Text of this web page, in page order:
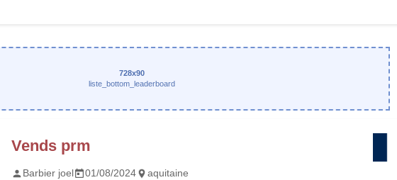
728x90
liste_bottom_leaderboard
Vends prm
Barbier joel 01/08/2024 aquitaine